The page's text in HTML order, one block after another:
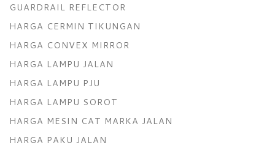
GUARDRAIL REFLECTOR
HARGA CERMIN TIKUNGAN
HARGA CONVEX MIRROR
HARGA LAMPU JALAN
HARGA LAMPU PJU
HARGA LAMPU SOROT
HARGA MESIN CAT MARKA JALAN
HARGA PAKU JALAN